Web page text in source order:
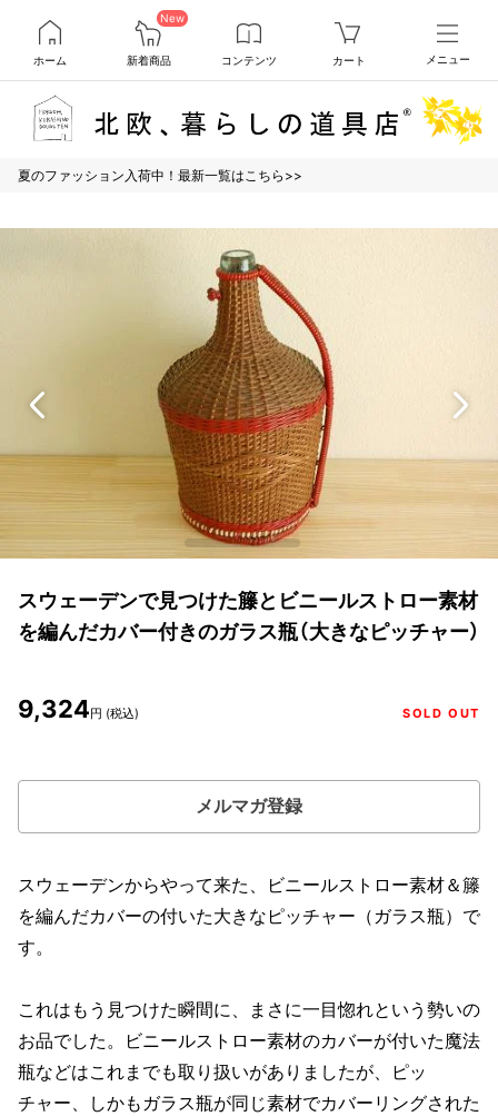
ホーム
New
新着商品 コンテンツ カート メニュー
夏のファッション入荷中！最新一覧はこちら>>
スウェーデンで見つけた籐とビニールストロー素材
を編んだカバー付きのガラス瓶（大きなピッチャー）
9,324円 (税込) SOLD OUT
メルマガ登録
スウェーデンからやって来た、ビニールストロー素材＆籐
を編んだカバーの付いた大きなピッチャー（ガラス瓶）で
す。
これはもう見つけた瞬間に、まさに一目惚れという勢いの
お品でした。ビニールストロー素材のカバーが付いた魔法
瓶などはこれまでも取り扱いがありましたが、ピッ
チャー、しかもガラス瓶が同じ素材でカバーリングされた